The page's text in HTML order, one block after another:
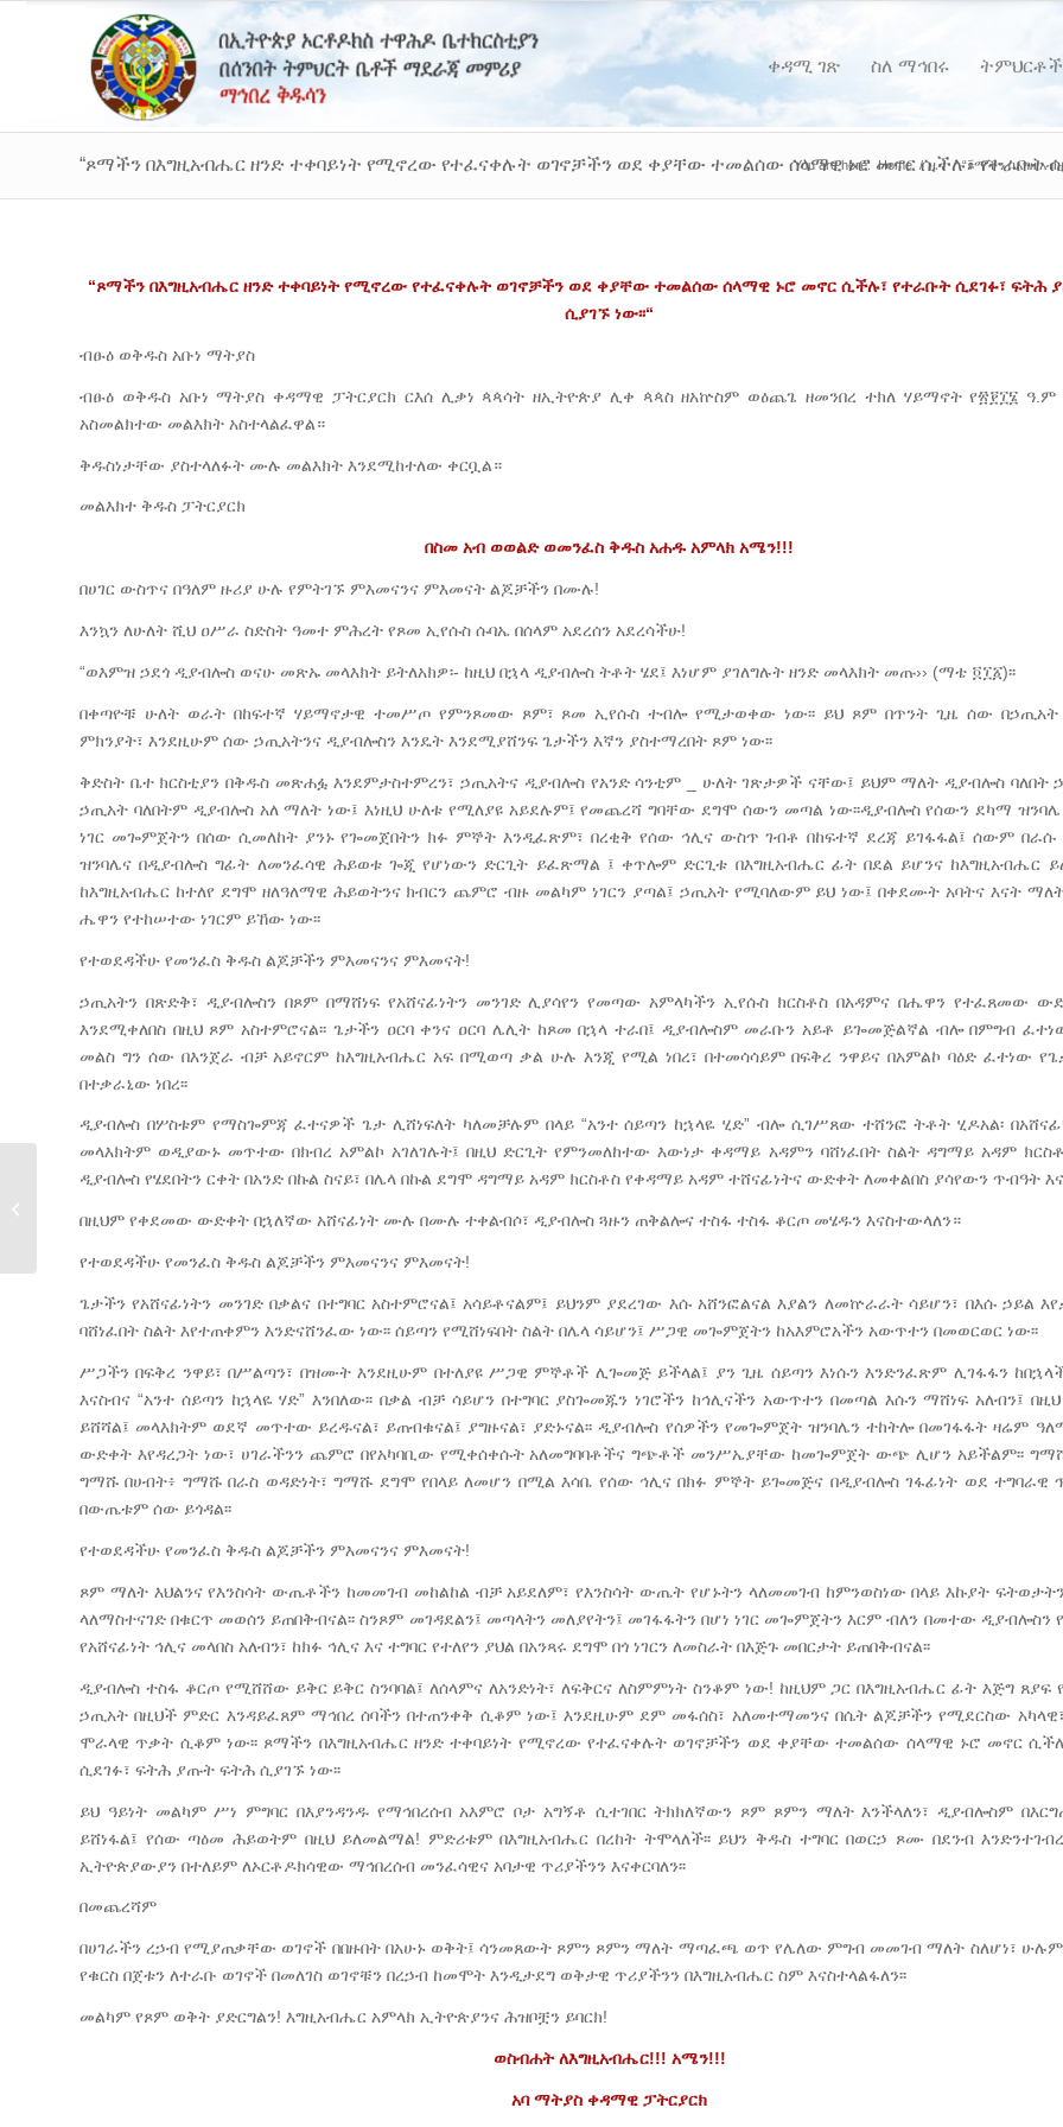
ቀዳሚ ገጽ ስለ ማኅበሩ ትምህርቶች
“ጾማችን በእግዚአብሔር ዘንድ ተቀባይነት የሚኖረው የተፈናቀሉት ወገኖቻችን ወደ ቀያቸው ተመልሰው ሰላማዊ ኑሮ መኖር ሲችሉ፣ የተራቡት
You are here: Home / ዜና / “ጾማችን
“ጾማችን በእግዚአብሔር ዘንድ ተቀባይነት የሚኖረው የተፈናቀሉት ወገኖቻችን ወደ ቀያቸው ተመልሰው ሰላማዊ ኑሮ መኖር ሲችሉ፣ የተራቡት ሲደገፉ፣ ፍትሕ
ሲያገኙ ነው፡፡“
ብፁዕ ወቅዱስ አቡነ ማትያስ
ብፁዕ ወቅዱስ አቡነ ማትያስ ቀዳማዊ ፓትርያርክ ርእሰ ሊቃነ ጳጳሳት ዘኢትዮጵያ ሊቀ ጳጳስ ዘአኵስም ወዕጨጌ ዘመንበረ ተክለ ሃይማኖት የ፳፻፲፮ ዓ.ም
አስመልክተው መልእክት አስተላልፈዋል።
ቅዱስነታቸው ያስተላለፉት ሙሉ መልእክት እንደሚከተለው ቀርቧል።
መልእክተ ቅዱስ ፓትርያርክ
በስመ አብ ወወልድ ወመንፈስ ቅዱስ አሐዱ አምላክ አሜን!!!
በሀገር ውስጥና በዓለም ዙሪያ ሁሉ የምትገኙ ምእመናንና ምእመናት ልጆቻችን በሙሉ!
እንኳን ለሁለት ሺህ ዐሥራ ስድስት ዓመተ ምሕረት የጾመ ኢየሱስ ሱባኤ በሰላም አደረሰን አደረሳችሁ!
“ወእምዝ ኃደጎ ዲያብሎስ ወናሁ መጽኡ መላእክት ይትለአክዎ፡- ከዚህ በኋላ ዲያብሎስ ትቶት ሄደ፤ እነሆም ያገለግሉት ዘንድ መላእክት መጡ›› (ማቴ ፬፲፩)፡፡
በቀጣዮቹ ሁለት ወራት በከፍተኛ ሃይማኖታዊ ተመሥጦ የምንጾመው ጾም፣ ጾመ ኢየሱስ ተብሎ የሚታወቀው ነው፡፡ ይህ ጾም በጥንት ጊዜ ሰው በኃጢአት
ምክንያት፣ እንደዚሁም ሰው ኃጢአትንና ዲያብሎስን እንዴት እንደሚያሸንፍ ጌታችን እኛን ያስተማረበት ጾም ነው፡፡
ቅድስት ቤተ ክርስቲያን በቅዱስ መጽሐፏ እንደምታስተምረን፣ ኃጢአትና ዲያብሎስ የአንድ ሳንቲም _ ሁለት ገጽታዎች ናቸው፤ ይህም ማለት ዲያብሎስ ባለበት
ኃጢአት ባለበትም ዲያብሎስ አለ ማለት ነው፤ እነዚህ ሁለቱ የሚለያዩ አይደሉም፤ የመጨረሻ ግባቸው ደግሞ ሰውን መጣል ነው፡፡ዲያብሎስ የሰውን ደካማ
ነገር መጐምጀትን በሰው ሲመለከት ያንኑ የጐመጀበትን ክፉ ምኞት እንዲፈጽም፣ በረቂቅ የሰው ኅሊና ውስጥ ገብቶ በከፍተኛ ደረጃ ይገፋፋል፤ ሰውም
ዝንባሌና በዲያብሎስ ግፊት ለመንፈሳዊ ሕይወቱ ጐጂ የሆነውን ድርጊት ይፈጽማል ፤ ቀጥሎም ድርጊቱ በእግዚአብሔር ፊት በደል ይሆንና ከእግዚአብሔር
ከእግዚአብሔር ከተለየ ደግሞ ዘለዓለማዊ ሕይወትንና ክብርን ጨምሮ ብዙ መልካም ነገርን ያጣል፤ ኃጢአት የሚባለውም ይህ ነው፤ በቀደሙት አባትና እናት
ሔዋን የተከሠተው ነገርም ይኸው ነው፡፡
የተወደዳችሁ የመንፈስ ቅዱስ ልጆቻችን ምእመናንና ምእመናት!
ኃጢአትን በጽድቅ፣ ዲያብሎስን በጾም በማሸነፍ የአሸናፊነትን መንገድ ሊያሳየን የመጣው አምላካችን ኢየሱስ ክርስቶስ በአዳምና በሔዋን የተፈጸመው
እንደሚቀለበስ በዚህ ጾም አስተምሮናል፡፡ ጌታችን ዐርባ ቀንና ዐርባ ሌሊት ከጾመ በኋላ ተራበ፤ ዲያብሎስም መራቡን አይቶ ይጐመጅልኛል ብሎ በምግብ
መልስ ግን ሰው በእንጀራ ብቻ አይኖርም ከእግዚአብሔር አፍ በሚወጣ ቃል ሁሉ እንጂ የሚል ነበረ፣ በተመሳሳይም በፍቅረ ንዋይና በአምልኮ ባዕድ ፈተነው
በተቃራኒው ነበረ፡፡
ዲያብሎስ በሦስቱም የማስጐምጃ ፈተናዎች ጌታ ሊሸነፍለት ካለመቻሉም በላይ “አንተ ሰይጣን ከኋላዬ ሂድ” ብሎ ሲገሥጸው ተሸንፎ ትቶት ሂዶአል፡
መላእክትም ወዲያውኑ መጥተው በክብረ አምልኮ አገለገሉት፤ በዚህ ድርጊት የምንመለከተው እውነታ ቀዳማይ አዳምን ባሸነፈበት ስልት ዳግማይ አዳም
ዲያብሎስ የሄደበትን ርቀት በአንድ በኩል ስናይ፣ በሌላ በኩል ደግሞ ዳግማይ አዳም ክርስቶስ የቀዳማይ አዳም ተሸናፊነትና ውድቀት ለመቀልበስ ያሳየውን ጥብዓት
በዚህም የቀደመው ውድቀት በኋለኛው አሸናፊነት ሙሉ በሙሉ ተቀልብሶ፣ ዲያብሎስ ጓዙን ጠቅልሎና ተስፋ ተስፋ ቆርጦ መሄዱን እናስተውላለን።
የተወደዳችሁ የመንፈስ ቅዱስ ልጆቻችን ምእመናንና ምእመናት!
ጌታችን የአሸናፊነትን መንገድ በቃልና በተግባር አስተምሮናል፤ አሳይቶናልም፤ ይህንም ያደረገው እሱ አሸንፎልናል እያልን ለመኵራራት ሳይሆን፣ በእሱ ኃይል
ባሸነፈበት ስልት እየተጠቀምን እንድናሸንፈው ነው፡፡ ሰይጣን የሚሸነፍበት ስልት በሌላ ሳይሆን፤ ሥጋዊ መጐምጀትን ከአእምሮአችን አውጥተን በመወርወር ነው፡፡
ሥጋችን በፍቅረ ንዋይ፣ በሥልጣን፣ በዝሙት እንደዚሁም በተለያዩ ሥጋዊ ምኞቶች ሊጐመጅ ይችላል፤ ያን ጊዜ ሰይጣን እነሱን እንድንፈጽም ሊገፋፋን
እናስብና “አንተ ሰይጣን ከኋላዬ ሃድ” እንበለው፡፡ በቃል ብቻ ሳይሆን በተግባር ያስጐመጁን ነገሮችን ከኅሊናችን አውጥተን በመጣል እሱን ማሸነፍ አለብን፤
ይሸሻል፤ መላእክትም ወደኛ መጥተው ይረዱናል፣ ይጠብቁናል፤ ያግዙናል፣ ያድኑናል፡፡ ዲያብሎስ የሰዎችን የመጐምጀት ዝንባሌን ተከትሎ በመገፋፋት ዛሬም
ውድቀት እየዳረጋት ነው፣ ሀገራችንን ጨምሮ በየአካባቢው የሚቀሰቀሱት አለመግባባቶችና ግጭቶች መንሥኤያቸው ከመጐምጀት ውጭ ሊሆን አይችልም፡፡
ግማሹ በሀብት፥ ግማሹ በራስ ወዳድነት፣ ግማሹ ደግሞ የበላይ ለመሆን በሚል እሳቤ የሰው ኅሊና በክፉ ምኞት ይጐመጅና በዲያብሎስ ገፋፊነት ወደ ተግባራዊ
በውጤቱም ሰው ይጎዳል፡፡
የተወደዳችሁ የመንፈስ ቅዱስ ልጆቻችን ምእመናንና ምእመናት!
ጾም ማለት እህልንና የእንስሳት ውጤቶችን ከመመገብ መከልከል ብቻ አይደለም፣ የእንስሳት ውጤት የሆኑትን ላለመመገብ ከምንወስነው በላይ እኩያት
ላለማስተናገድ በቁርጥ መወሰን ይጠበቅብናል፡፡ ስንጾም መገዳደልን፤ መጣላትን መለያየትን፤ መገፋፋትን በሆነ ነገር መጐምጀትን እርም ብለን በመተው ዲያብሎስን
የአሸናፊነት ኅሊና መላበስ አለብን፣ ከክፉ ኅሊና እና ተግባር የተለየን ያህል በአንጻሩ ደግሞ በጎ ነገርን ለመስራት በእጅጉ መበርታት ይጠበቅብናል፡፡
ዲያብሎስ ተስፋ ቆርጦ የሚሸሸው ይቅር ይቅር ስንባባል፤ ለሰላምና ለአንድነት፣ ለፍቅርና ለስምምነት ስንቆም ነው! ከዚህም ጋር በእግዚአብሔር ፊት እጅግ ጸያፍ
ኃጢአት በዚህች ምድር እንዳይፈጸም ማኅበረ ሰባችን በተጠንቀቅ ሲቆም ነው፤ እንደዚሁም ደም መፋሰስ፣ አለመተማመንና በሴት ልጆቻችን የሚደርስው
ሞራላዊ ጥቃት ሲቆም ነው፡፡ ጾማችን በእግዚአብሔር ዘንድ ተቀባይነት የሚኖረው የተፈናቀሉት ወገኖቻችን ወደ ቀያቸው ተመልሰው ሰላማዊ ኑሮ መኖር
ሲደገፉ፣ ፍትሕ ያጡት ፍትሕ ሲያገኙ ነው፡፡
ይህ ዓይነት መልካም ሥነ ምግባር በእያንዳንዱ የማኅበረሰብ አእምሮ ቦታ አግኝቶ ሲተገበር ትክክለኛውን ጾም ጾምን ማለት እንችላለን፣ ዲያብሎስም
ይሸነፋል፤ የሰው ጣዕመ ሕይወትም በዚህ ይለመልማል! ምድሪቱም በእግዚአብሔር በረከት ትሞላለች፡፡ ይህን ቅዱስ ተግባር በወርኃ ጾሙ በደንብ
ኢትዮጵያውያን በተለይም ለኦርቶዶክሳዊው ማኅበረሰብ መንፈሳዊና አባታዊ ጥሪያችንን እናቀርባለን፡፡
በመጨረሻም
በሀገራችን ረኃብ የሚያጠቃቸው ወገኖች በበዙበት በአሁኑ ወቅት፤ ሳንመጸውት ጾምን ጾምን ማለት ማጣፈጫ ወጥ የሌለው ምግብ መመገብ ማለት ስለሆነ፣
የቁርስ በጀቱን ለተራቡ ወገኖች በመለገስ ወገኖቹን በረኃብ ከመሞት እንዲታደግ ወቅታዊ ጥሪያችንን በእግዚአብሔር ስም እናስተላልፋለን፡፡
መልካም የጾም ወቅት ያድርግልን! እግዚአብሔር አምላክ ኢትዮጵያንና ሕዝቦቿን ይባርክ!
ወስብሐት ለእግዚአብሔር!!! አሜን!!!
አባ ማትያስ ቀዳማዊ ፓትርያርክ